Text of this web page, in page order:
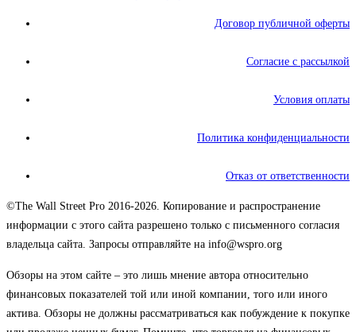
Договор публичной оферты
Согласие с рассылкой
Условия оплаты
Политика конфиденциальности
Отказ от ответственности
©The Wall Street Pro 2016-2026. Копирование и распространение
информации с этого сайта разрешено только с письменного согласия
владельца сайта. Запросы отправляйте на info@wspro.org
Обзоры на этом сайте – это лишь мнение автора относительно
финансовых показателей той или иной компании, того или иного
актива. Обзоры не должны рассматриваться как побуждение к покупке